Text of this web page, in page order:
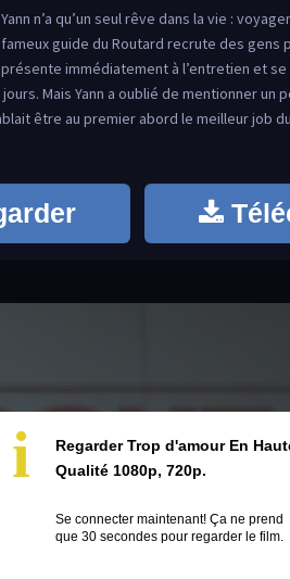
Yann n’a qu’un seul rêve dans la vie :
fameux guide du Routard recrute des gens
présente immédiatement à l’entretien et
Mais Yann a oublié de mentionner un
être au premier abord le meilleur job
i
Regarder Trop d'amour En
Qualité 1080p, 720p.
Se connecter maintenant! Ça ne prend
que 30 secondes pour regarder le film.